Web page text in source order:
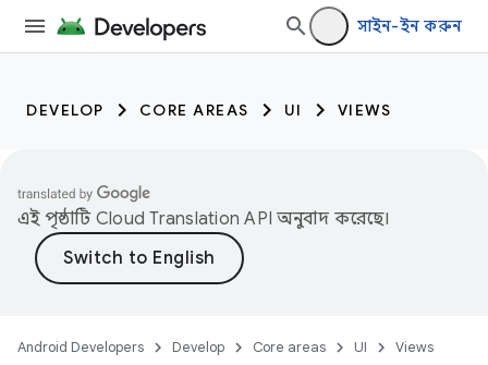
সাইন-ইন করুন
DEVELOP CORE AREAS UI VIEWS
এই পৃষ্ঠাটি Cloud Translation API অনুবাদ করেছে।
Android Developers Develop Core areas UI Views